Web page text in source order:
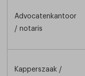
Advocatenkantoor
/ notaris
Kapperszaak /